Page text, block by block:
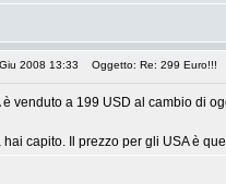
2008 13:33 Oggetto: Re: 299 Euro!!!
è venduto a 199 USD al cambio di
hai capito. Il prezzo per gli USA è